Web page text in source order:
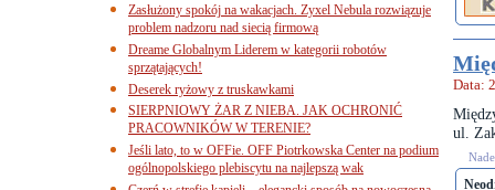
Data:
ul.
Zasłużony spokój na wakacjach. Zyxel Nebula rozwiązuje
problem nadzoru nad siecią firmową
Dreame Globalnym Liderem w kategorii robotów
sprzątających!
Deserek ryżowy z truskawkami
SIERPNIOWY ŻAR Z NIEBA. JAK OCHRONIĆ
PRACOWNIKÓW W TERENIE?
Jeśli lato, to w OFFie. OFF Piotrkowska Center na podium
ogólnopolskiego plebiscytu na najlepszą wak